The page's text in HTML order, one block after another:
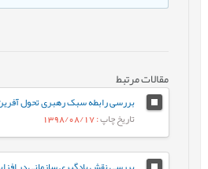
مقالات مرتبط
بررسی رابطه سبک رهبری تحول آفرین
تاریخ چاپ: 1398/08/17